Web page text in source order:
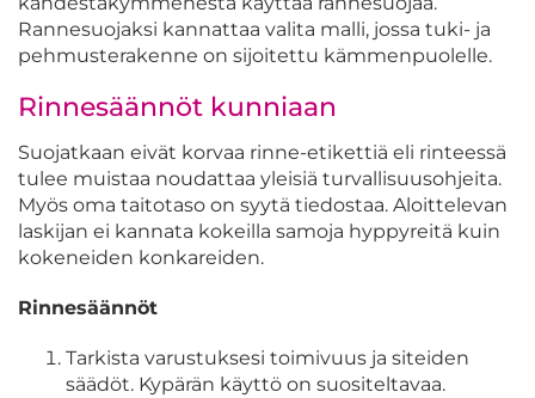
Rannesuojaksi kannattaa valita malli, jossa tuki- ja
pehmusterakenne on sijoitettu kämmenpuolelle.
Rinnesäännöt kunniaan
Suojatkaan eivät korvaa rinne-etikettiä eli rinteessä
tulee muistaa noudattaa yleisiä turvallisuusohjeita.
Myös oma taitotaso on syytä tiedostaa. Aloittelevan
laskijan ei kannata kokeilla samoja hyppyreitä kuin
kokeneiden konkareiden.
Rinnesäännöt
Tarkista varustuksesi toimivuus ja siteiden
säädöt. Kypärän käyttö on suositeltavaa.